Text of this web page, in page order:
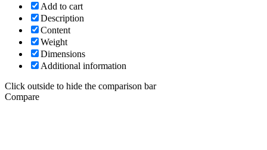
Add to cart
Description
Content
Weight
Dimensions
Additional information
Click outside to hide the comparison bar
Compare